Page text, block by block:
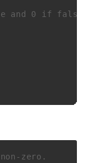
and 0 if false.
zero.